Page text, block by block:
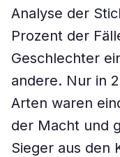
Analyse der
Prozent der
Geschlechter
andere. Nur in
Arten waren
der Macht und
Sieger aus den